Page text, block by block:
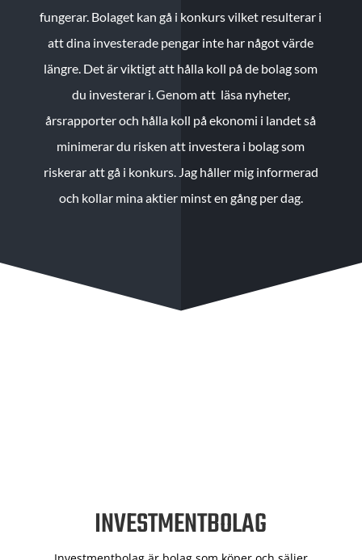
fungerar. Bolaget kan gå i konkurs vilket resulterar i
att dina investerade pengar inte har något värde
längre. Det är viktigt att hålla koll på de bolag som
du investerar i. Genom att läsa nyheter,
årsrapporter och hålla koll på ekonomi i landet så
minimerar du risken att investera i bolag som
riskerar att gå i konkurs. Jag håller mig informerad
och kollar mina aktier minst en gång per dag.
INVESTMENTBOLAG